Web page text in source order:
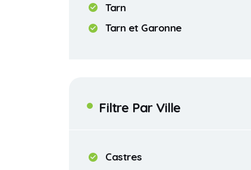
Tarn
Tarn et Garonne
Filtre Par Ville
Castres